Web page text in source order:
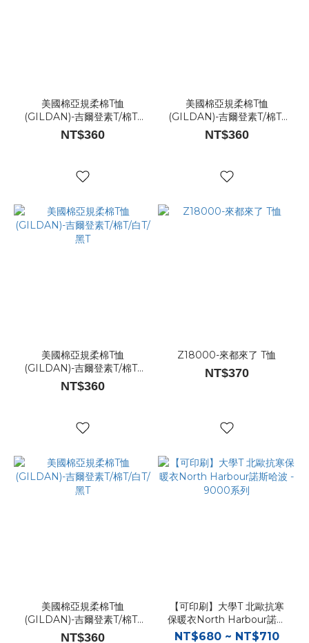
美國棉亞規柔棉T恤
(GILDAN)-吉爾登素T/棉T/
白T/黑T
NT$360
美國棉亞規柔棉T恤
(GILDAN)-吉爾登素T/棉T/
白T/黑T
NT$360
美國棉亞規柔棉T恤
(GILDAN)-吉爾登素T/棉T/
白T/黑T
NT$360
Z18000-來都來了 T恤
NT$370
美國棉亞規柔棉T恤
(GILDAN)-吉爾登素T/棉T/
白T/黑T
NT$360
【可印刷】大學T 北歐抗寒
保暖衣North Harbour諾斯
哈波 - 9000系列
NT$680 ~ NT$710